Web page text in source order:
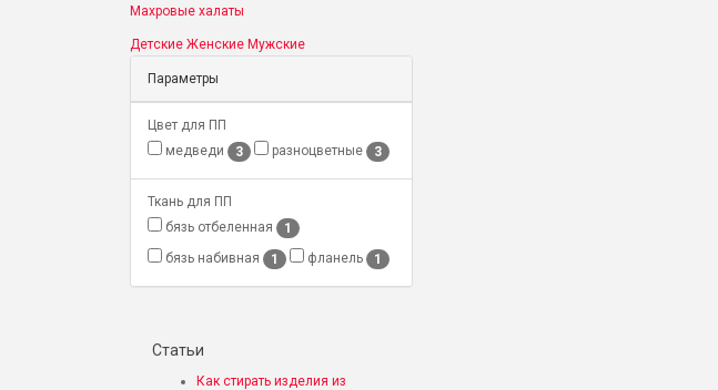
Махровые халаты
Детские Женские Мужские
Параметры
Цвет для ПП
медведи
3 разноцветные 3
Ткань для ПП
бязь отбеленная
1
бязь набивная
1 фланель 1
Статьи
Как стирать изделия из